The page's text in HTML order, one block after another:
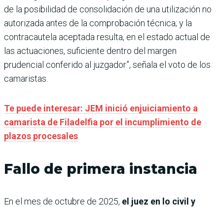
de la posibilidad de consolidación de una utilización no
autorizada antes de la comprobación técnica; y la
contracautela aceptada resulta, en el estado actual de
las actuaciones, suficiente dentro del margen
prudencial conferido al juzgador”, señala el voto de los
camaristas.
Te puede interesar: JEM inició enjuiciamiento a
camarista de Filadelfia por el incumplimiento de
plazos procesales
Fallo de primera instancia
En el mes de octubre de 2025, el juez en lo civil y